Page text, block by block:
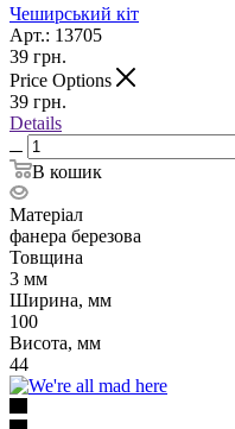
Чеширський кіт
Арт.: 13705
39 грн.
Price Options
39 грн.
Details
В кошик
Матеріал
фанера березова
Товщина
3 мм
Ширина, мм
100
Висота, мм
44